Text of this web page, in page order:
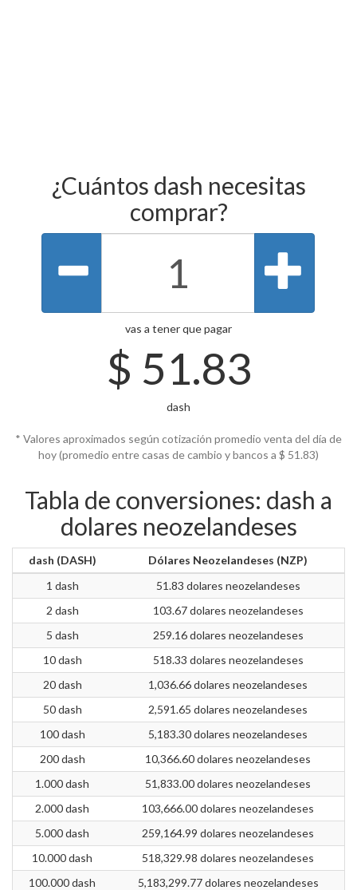
¿Cuántos dash necesitas
comprar?
vas a tener que pagar
$ 51.83
dash
* Valores aproximados según cotización promedio venta del día de
hoy (promedio entre casas de cambio y bancos a $ 51.83)
Tabla de conversiones: dash a
dolares neozelandeses
dash (DASH)
Dólares Neozelandeses (NZP)
1 dash
51.83 dolares neozelandeses
2 dash
103.67 dolares neozelandeses
5 dash
259.16 dolares neozelandeses
10 dash
518.33 dolares neozelandeses
20 dash
1,036.66 dolares neozelandeses
50 dash
2,591.65 dolares neozelandeses
100 dash
5,183.30 dolares neozelandeses
200 dash
10,366.60 dolares neozelandeses
1.000 dash
51,833.00 dolares neozelandeses
2.000 dash
103,666.00 dolares neozelandeses
5.000 dash
259,164.99 dolares neozelandeses
10.000 dash
518,329.98 dolares neozelandeses
100.000 dash
5,183,299.77 dolares neozelandeses